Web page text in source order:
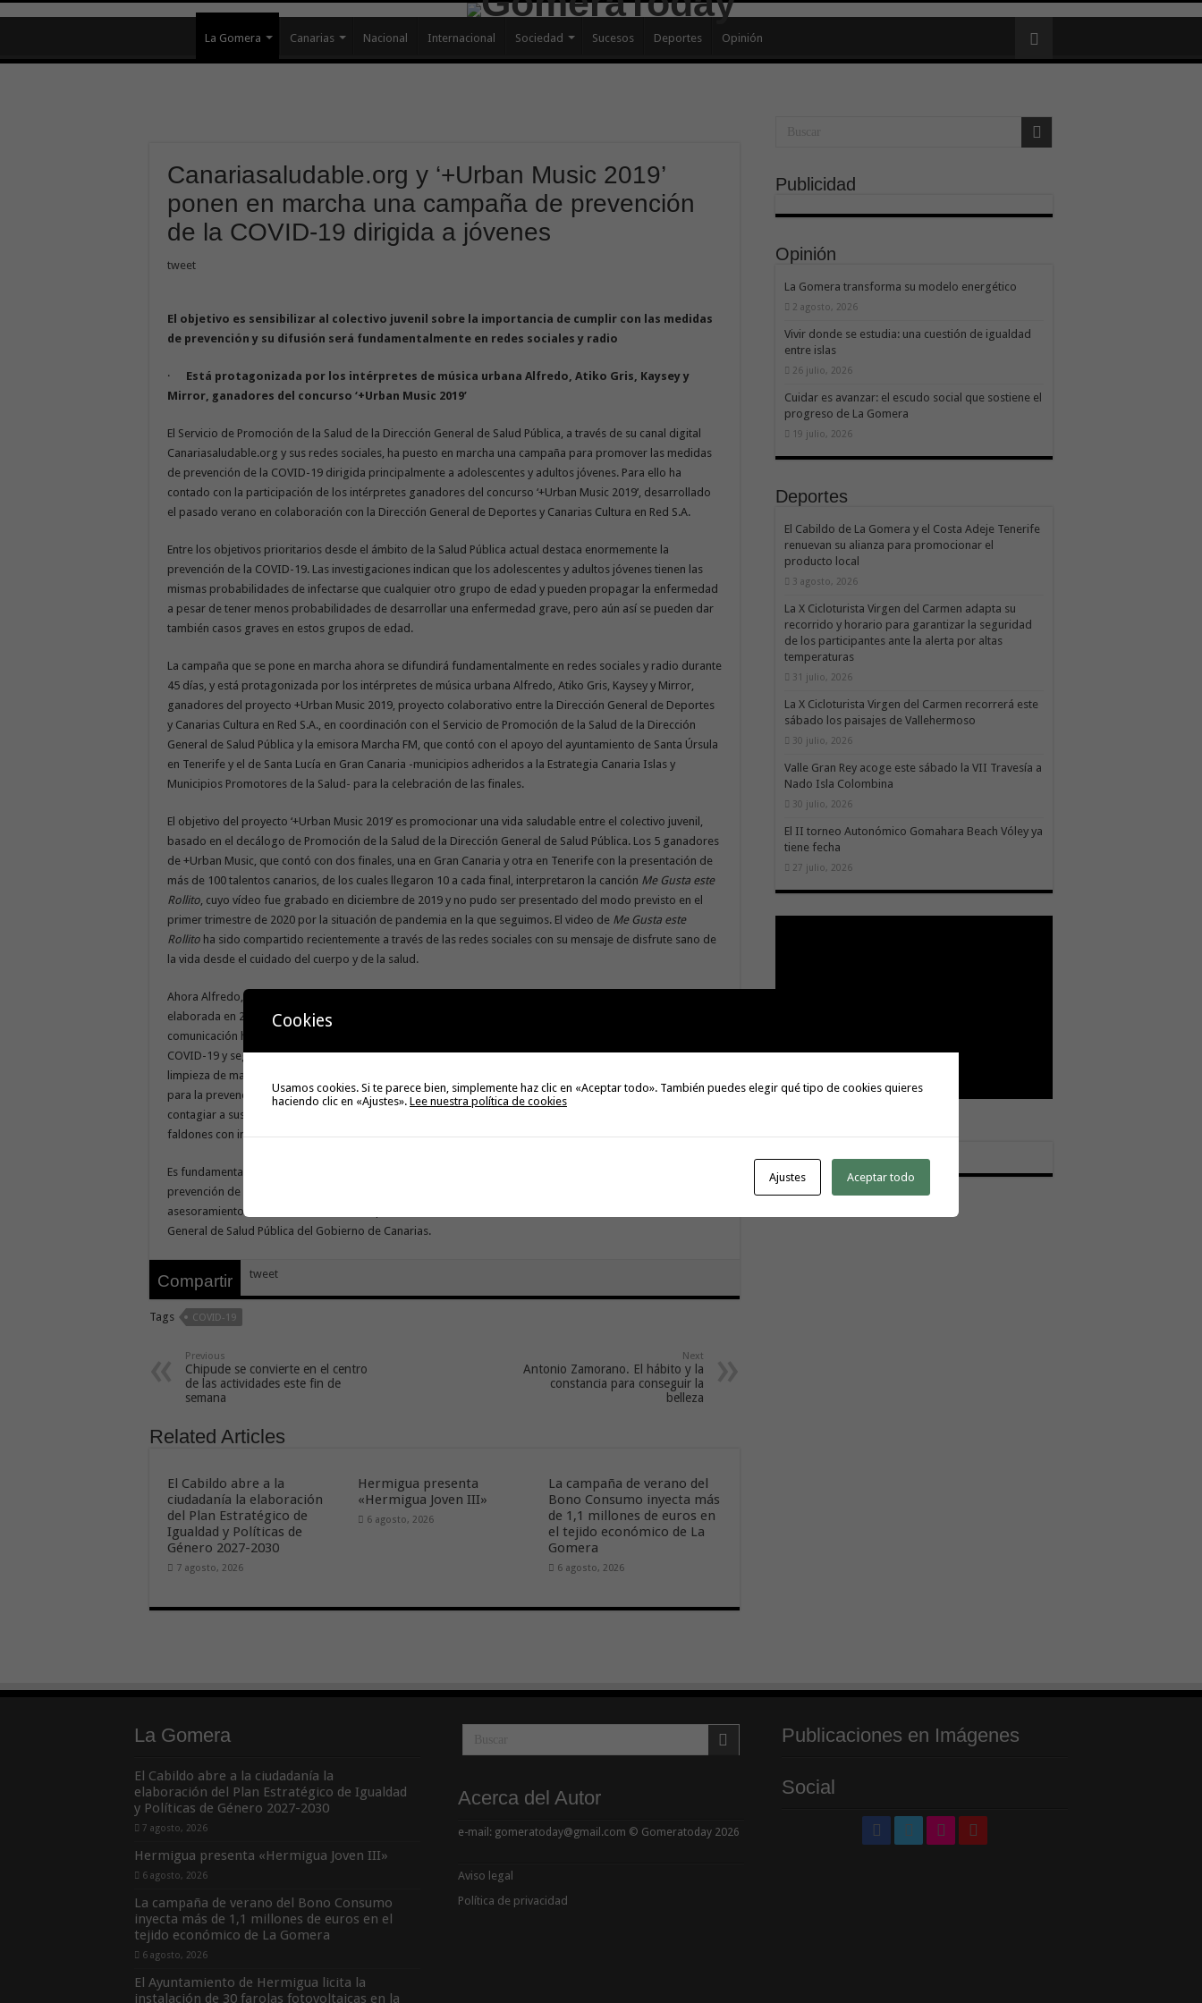
La Gomera Canarias Nacional Internacional Sociedad Sucesos Deportes Opinión
Canariasaludable.org y ‘+Urban Music 2019’
ponen en marcha una campaña de prevención
de la COVID-19 dirigida a jóvenes
tweet
El objetivo es sensibilizar al colectivo juvenil sobre la importancia de cumplir con las medidas
de prevención y su difusión será fundamentalmente en r​edes sociales y radio
· Está protagonizada por los intérpretes de música urbana Alfredo, Atiko Gris, Kaysey y
Mirror, ganadores del concurso ‘+Urban Music 2019’
El Servicio de Promoción de la Salud de la Dirección General de Salud Pública, a través de su canal digital
Canariasaludable.org y sus redes sociales, ha puesto en marcha una campaña para promover las medidas
de prevención de la COVID-19 dirigida principalmente a adolescentes y adultos jóvenes. Para ello ha
contado con la participación de los intérpretes ganadores del concurso ‘+Urban Music 2019’, desarrollado
el pasado verano en colaboración con la Dirección General de Deportes y Canarias Cultura en Red S.A.
Entre los objetivos prioritarios desde el ámbito de la Salud Pública actual destaca enormemente la
prevención de la COVID-19. Las investigaciones indican que los adolescentes y adultos jóvenes tienen las
mismas probabilidades de infectarse que cualquier otro grupo de edad y pueden propagar la enfermedad
a pesar de tener menos probabilidades de desarrollar una enfermedad grave, pero aún así se pueden dar
también casos graves en estos grupos de edad.
La campaña que se pone en marcha ahora se difundirá fundamentalmente en redes sociales y radio durante
45 días, y está protagonizada por los intérpretes de música urbana Alfredo, Atiko Gris, Kaysey y Mirror,
ganadores del proyecto +Urban Music 2019, proyecto colaborativo entre la Dirección General de Deportes
y Canarias Cultura en Red S.A., en coordinación con el Servicio de Promoción de la Salud de la Dirección
General de Salud Pública y la emisora Marcha FM, que contó con el apoyo del ayuntamiento de Santa Úrsula
en Tenerife y el de Santa Lucía en Gran Canaria -municipios adheridos a la Estrategia Canaria Islas y
Municipios Promotores de la Salud- para la celebración de las finales.
El objetivo del proyecto ‘+Urban Music 2019’ es promocionar una vida saludable entre el colectivo juvenil,
basado en el decálogo de Promoción de la Salud de la Dirección General de Salud Pública. Los 5 ganadores
de +Urban Music, que contó con dos finales, una en Gran Canaria y otra en Tenerife con la presentación de
más de 100 talentos canarios, de los cuales llegaron 10 a cada final, interpretaron la canción Me Gusta este
Rollito , cuyo vídeo fue grabado en diciembre de 2019 y no pudo ser presentado del modo previsto en el
primer trimestre de 2020 por la situación de pandemia en la que seguimos. El video de Me Gusta este
Rollito ha sido compartido recientemente a través de las redes sociales con su mensaje de disfrute sano de
la vida desde el cuidado del cuerpo y de la salud.
Ahora Alfredo, Atiko Gris, Kaysey y Mirror, en tres spots que utilizan la misma base musical de la canción
elaborada en 2019, recuerdan a jóvenes y adolescentes, en su propio lenguaje y en sus canales de
comunicación habituales, la importancia de mantener siempre las medidas de prevención básicas frente a la
COVID-19 y seguir las recomendaciones de mantener una distancia interpersonal de al menos 1,5 metros, la
limpieza de manos, el uso de mascarillas, frecuentar espacios al aire libre y el resto de las recomendaciones
para la prevención de la COVID-19, porque si no lo hacen no solo pueden enfermar ellos, sino que pueden
contagiar a sus padres, a sus abuelos u otros familiares, además de a sus amigos. Además, se han creado 7
faldones con información complementaria a los 3 spots.
Es fundamental en estos momentos contar con nuestros jóvenes canarios para hacer llegar las medidas de
prevención de la COVId-19, a su manera, pero siempre preservando su rigor científico, contando con el
asesoramiento en todo momento con el personal del Servicio de Promoción de la Salud de la Dirección
General de Salud Pública del Gobierno de Canarias.
Compartir tweet
Tags COVID-19
Previous
Chipude se convierte en el centro
de las actividades este fin de
semana
Next
Antonio Zamorano. El hábito y la
constancia para conseguir la
belleza
Related Articles
El Cabildo abre a la
ciudadanía la elaboración
del Plan Estratégico de
Igualdad y Políticas de
Género 2027-2030
7 agosto, 2026
Hermigua presenta
«Hermigua Joven III»
6 agosto, 2026
La campaña de verano del
Bono Consumo inyecta más
de 1,1 millones de euros en
el tejido económico de La
Gomera
6 agosto, 2026
Publicidad
Opinión
La Gomera transforma su modelo energético
2 agosto, 2026
Vivir donde se estudia: una cuestión de igualdad
entre islas
26 julio, 2026
Cuidar es avanzar: el escudo social que sostiene el
progreso de La Gomera
19 julio, 2026
Deportes
El Cabildo de La Gomera y el Costa Adeje Tenerife
renuevan su alianza para promocionar el
producto local
3 agosto, 2026
La X Cicloturista Virgen del Carmen adapta su
recorrido y horario para garantizar la seguridad
de los participantes ante la alerta por altas
temperaturas
31 julio, 2026
La X Cicloturista Virgen del Carmen recorrerá este
sábado los paisajes de Vallehermoso
30 julio, 2026
Valle Gran Rey acoge este sábado la VII Travesía a
Nado Isla Colombina
30 julio, 2026
El II torneo Autonómico Gomahara Beach Vóley ya
tiene fecha
27 julio, 2026
gomeratoday@gmail.com
La Gomera
El Cabildo abre a la ciudadanía la
elaboración del Plan Estratégico de Igualdad
y Políticas de Género 2027-2030
7 agosto, 2026
Hermigua presenta «Hermigua Joven III»
6 agosto, 2026
La campaña de verano del Bono Consumo
inyecta más de 1,1 millones de euros en el
tejido económico de La Gomera
6 agosto, 2026
El Ayuntamiento de Hermigua licita la
instalación de 30 farolas fotovoltaicas en la
Acerca del Autor
e-mail: gomeratoday@gmail.com © Gomeratoday 2026
Aviso legal
Política de privacidad
Publicaciones en Imágenes
Social
Cookies
Usamos cookies. Si te parece bien, simplemente haz clic en «Aceptar todo». También puedes elegir qué tipo de cookies quieres
haciendo clic en «Ajustes». Lee nuestra política de cookies
Ajustes Aceptar todo